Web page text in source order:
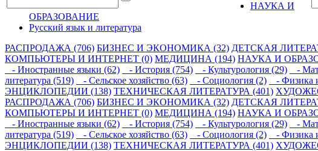
НАУКА И
ОБРАЗОВАНИЕ
Русский язык и литература
РАСПРОДАЖА (706) БИЗНЕС И ЭКОНОМИКА (32) ДЕТСКАЯ
КОМПЬЮТЕРЫ И ИНТЕРНЕТ (0) МЕДИЦИНА (194) НАУКА И
- Иностранные языки (62)
- История (754) - Культурология (29) -
литература (519)
- Сельское хозяйство (63) - Социология (2) - Физика
ЭНЦИКЛОПЕДИИ (138) ТЕХНИЧЕСКАЯ ЛИТЕРАТУРА (401)
РАСПРОДАЖА (706) БИЗНЕС И ЭКОНОМИКА (32) ДЕТСКАЯ
КОМПЬЮТЕРЫ И ИНТЕРНЕТ (0) МЕДИЦИНА (194) НАУКА И
- Иностранные языки (62)
- История (754) - Культурология (29) -
литература (519)
- Сельское хозяйство (63) - Социология (2) - Физика
ЭНЦИКЛОПЕДИИ (138) ТЕХНИЧЕСКАЯ ЛИТЕРАТУРА (401)